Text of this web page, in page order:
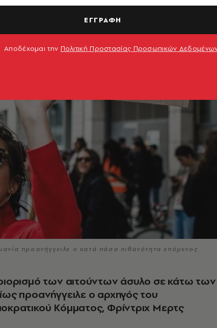
προανήγγειλε ο κατά πάσα πιθανότητα επόμενος
των αιτούντων άσυλο σε κάτω των
προανήγγειλε ο αρχηγός του
Κόμματος, Φρίντριχ Μερτς
ΕΓΓΡΑΦΗ
Αποδέχομαι την Πολιτική Προστασίας Προσωπικών